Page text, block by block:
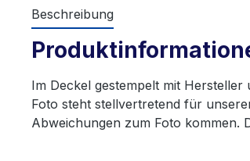
Beschreibung
Im Deckel gestempelt mit
Foto steht stellvertretend für
Abweichungen zum Foto kommen.